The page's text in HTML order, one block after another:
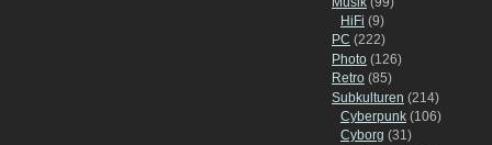
HiFi (9)
PC (222)
Photo (126)
Retro (85)
Subkulturen (214)
Cyberpunk (106)
Cyborg (31)